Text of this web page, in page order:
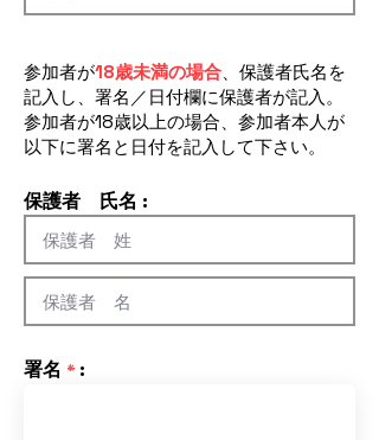
参加者が18歳未満の場合、保護者氏名を
記入し、署名／日付欄に保護者が記入。
​参加者が18歳以上の場合、参加者本人が
以下に署名と日付を記入して下さい。
保護者 氏名 :
​署名 * :